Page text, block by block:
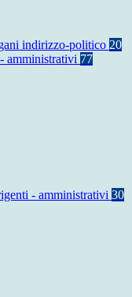
indirizzo-politico 20
amministrativi 77
- amministrativi 30